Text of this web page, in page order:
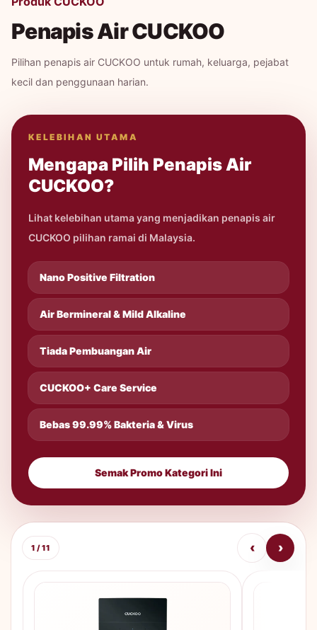
Penapis Air CUCKOO
Pilihan penapis air CUCKOO untuk rumah, keluarga, pejabat
kecil dan penggunaan harian.
KELEBIHAN UTAMA
Mengapa Pilih Penapis Air
CUCKOO?
Lihat kelebihan utama yang menjadikan penapis air
CUCKOO pilihan ramai di Malaysia.
Nano Positive Filtration
Air Bermineral & Mild Alkaline
Tiada Pembuangan Air
CUCKOO+ Care Service
Bebas 99.99% Bakteria & Virus
Semak Promo Kategori Ini
1 / 11 ‹ ›